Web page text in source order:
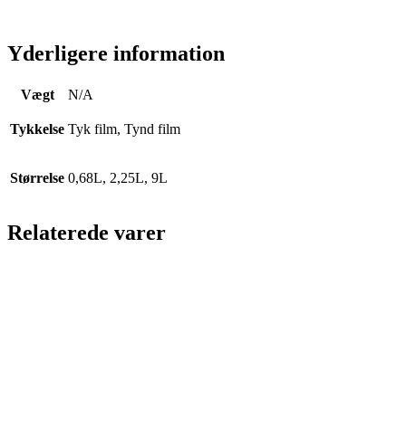
Yderligere information
Vægt N/A
Tykkelse Tyk film, Tynd film
Størrelse 0,68L, 2,25L, 9L
Relaterede varer